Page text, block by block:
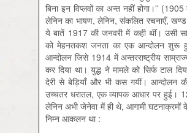
बिना इन विप्लवों का अन्त नहीं होगा।” (1905
लेनिन का भाषण, लेनिन, संकलित रचनाएँ,
ये बातें 1917 की जनवरी में कही थीं। उसी
को मेहनतकश जनता का एक आन्दोलन शुरू
आन्दोलन जिसे 1914 में अन्तरराष्ट्रीय
कर दिया था। युद्ध ने मामले को सिर्फ टाल
देरी से बेड़ियाँ और भी कस गयीं। आन्दोलन
उच्चतर धरातल, एक व्यापक आधार पर हुई।
लेनिन अभी जेनेवा में ही थे, आगामी घटनाक्रमों
निम्न आकलन था :